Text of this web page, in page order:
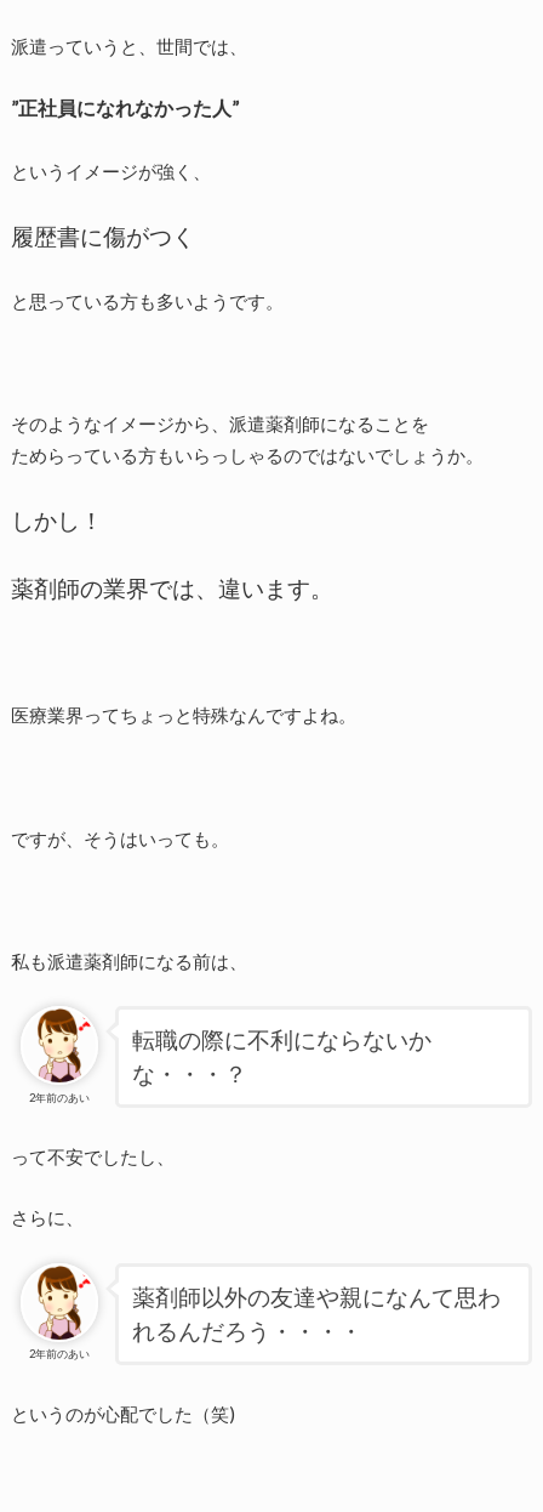
派遣っていうと、世間では、
”正社員になれなかった人”
というイメージが強く、
履歴書に傷がつく
と思っている方も多いようです。
そのようなイメージから、派遣薬剤師になることを
ためらっている方もいらっしゃるのではないでしょうか。
しかし！
薬剤師の業界では、違います。
医療業界ってちょっと特殊なんですよね。
ですが、そうはいっても。
私も派遣薬剤師になる前は、
2年前のあい
転職の際に不利にならないか
な・・・？
って不安でしたし、
さらに、
2年前のあい
薬剤師以外の友達や親になんて思わ
れるんだろう・・・・
というのが心配でした（笑)